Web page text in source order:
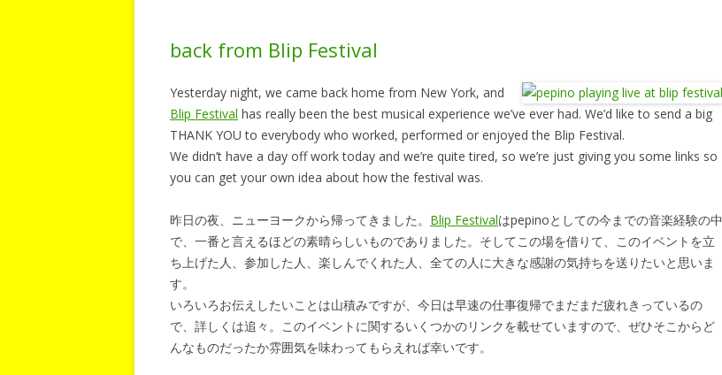
back from Blip Festival
Yesterday night, we came back home from New York, and
Blip Festival has really been the best musical experience we’ve ever had. We’d like to send a big
THANK YOU to everybody who worked, performed or enjoyed the Blip Festival.
We didn’t have a day off work today and we’re quite tired, so we’re just giving you some links so
you can get your own idea about how the festival was.
昨日の夜、ニューヨークから帰ってきました。 Blip Festivalはpepinoとしての今までの音楽経験の中
で、一番と言えるほどの素晴らしいものでありました。そしてこの場を借りて、このイベントを立
ち上げた人、参加した人、楽しんでくれた人、全ての人に大きな感謝の気持ちを送りたいと思いま
す。
いろいろお伝えしたいことは山積みですが、今日は早速の仕事復帰でまだまだ疲れきっているの
で、詳しくは追々。このイベントに関するいくつかのリンクを載せていますので、ぜひそこからど
んなものだったか雰囲気を味わってもらえれば幸いです。